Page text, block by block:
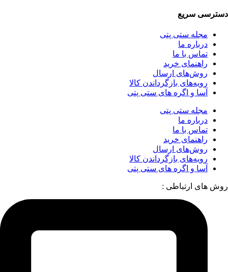
دسترسی سریع
مجله ستی پتی
درباره ما
تماس با ما
راهنمای خرید
روش‌های ارسال
رویه‌های بازگرداندن کالا
آسا و اگره های ستی پتی
مجله ستی پتی
درباره ما
تماس با ما
راهنمای خرید
روش‌های ارسال
رویه‌های بازگرداندن کالا
آسا و اگره های ستی پتی
روش های ارتباطی :